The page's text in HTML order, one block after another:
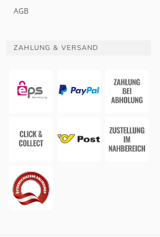
AGB
ZAHLUNG & VERSAND